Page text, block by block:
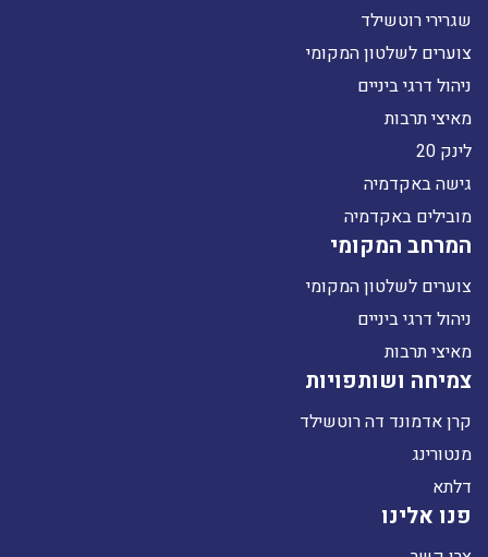
שגרירי רוטשילד
צוערים לשלטון המקומי
ניהול דרגי ביניים
מאיצי תרבות
לינק 20
גישה באקדמיה
מובילים באקדמיה
המרחב המקומי
צוערים לשלטון המקומי
ניהול דרגי ביניים
מאיצי תרבות
צמיחה ושותפויות
קרן אדמונד דה רוטשילד
מנטורינג
דלתא
פנו אלינו